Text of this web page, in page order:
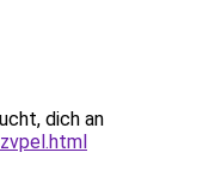
dich an